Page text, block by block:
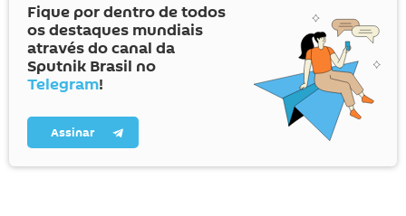
Fique por dentro de todos
os destaques mundiais
através do canal da
Sputnik Brasil no
Telegram!
Assinar